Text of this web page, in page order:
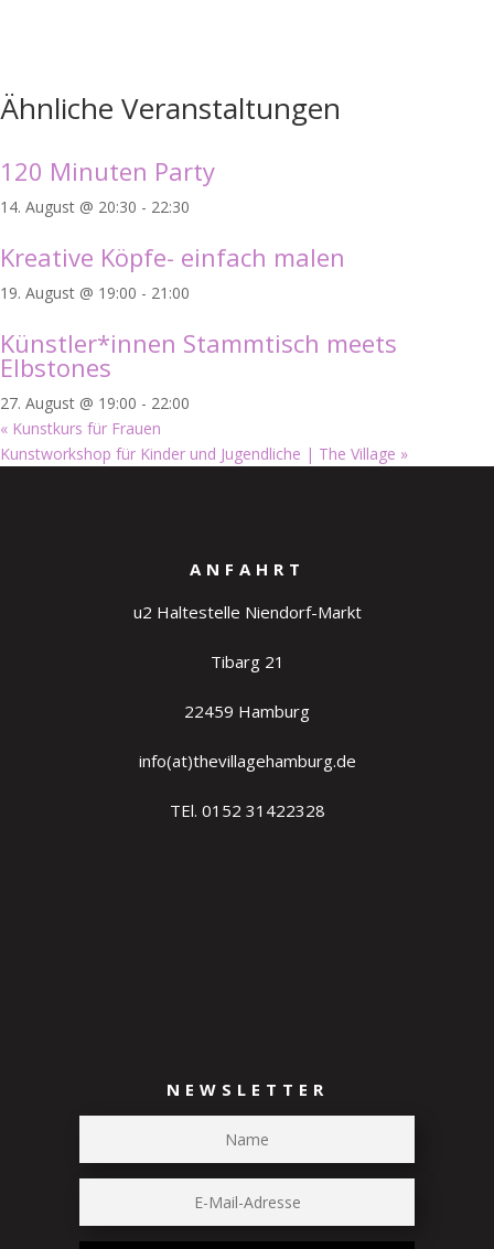
Ähnliche Veranstaltungen
120 Minuten Party
14. August @ 20:30 - 22:30
Kreative Köpfe- einfach malen
19. August @ 19:00 - 21:00
Künstler*innen Stammtisch meets
Elbstones
27. August @ 19:00 - 22:00
« Kunstkurs für Frauen
Kunstworkshop für Kinder und Jugendliche | The Village »
ANFAHRT
u2 Haltestelle Niendorf-Markt
Tibarg 21
22459 Hamburg
info(at)thevillagehamburg.de
TEl. 0152 31422328
NEWSLETTER